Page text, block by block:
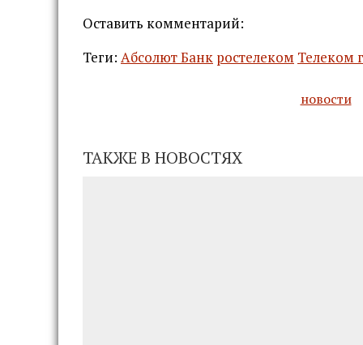
Оставить комментарий:
Теги: Абсолют Банк ростелеком Телеком
новости
ТАКЖЕ В НОВОСТЯХ